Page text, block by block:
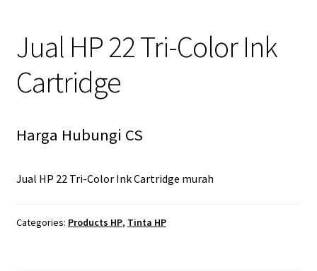
Jual HP 22 Tri-Color Ink
Cartridge
Harga Hubungi CS
Jual HP 22 Tri-Color Ink Cartridge murah
Categories: Products HP, Tinta HP